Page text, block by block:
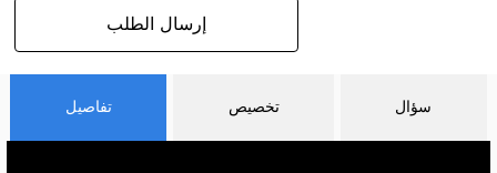
إرسال الطلب
تفاصيل تخصيص سؤال